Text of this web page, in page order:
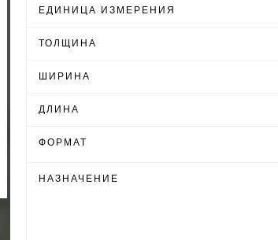
ЕДИНИЦА ИЗМЕРЕНИЯ
ТОЛЩИНА
ШИРИНА
ДЛИНА
ФОРМАТ
НАЗНАЧЕНИЕ